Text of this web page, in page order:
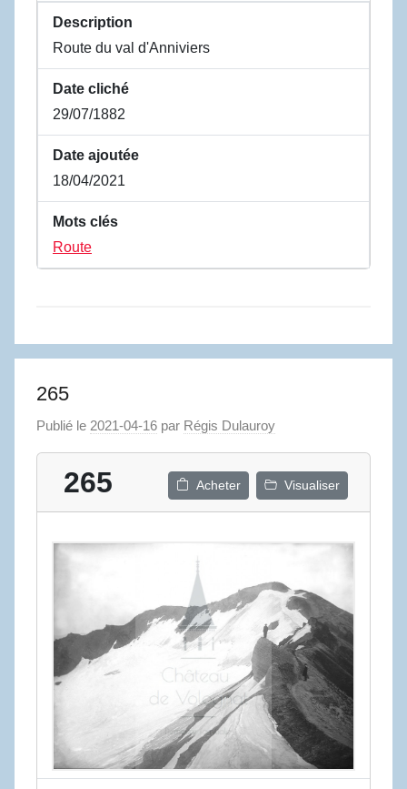
Description
Route du val d'Anniviers
Date cliché
29/07/1882
Date ajoutée
18/04/2021
Mots clés
Route
265
Publié le 2021-04-16 par Régis Dulauroy
265 Acheter Visualiser